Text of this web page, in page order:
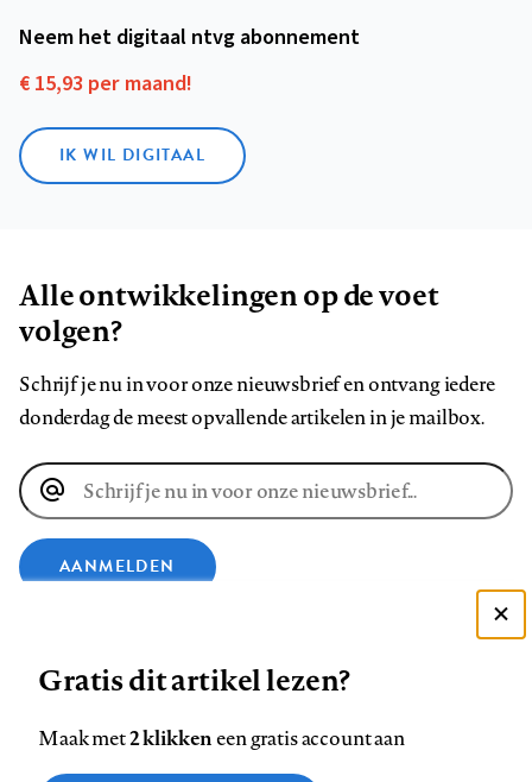
Neem het digitaal ntvg abonnement
€ 15,93 per maand!
IK WIL DIGITAAL
Alle ontwikkelingen op de voet
volgen?
Schrijf je nu in voor onze nieuwsbrief en ontvang iedere
donderdag de meest opvallende artikelen in je mailbox.
E-
mailadres
AANMELDEN
ons
Gratis dit artikel lezen?
Maak met2 klikkeneen gratis account aan
Zie onze cookie policy